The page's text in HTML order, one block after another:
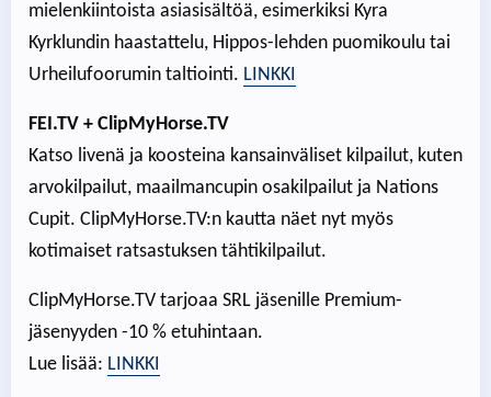
mielenkiintoista asiasisältöä, esimerkiksi Kyra
Kyrklundin haastattelu, Hippos-lehden puomikoulu tai
Urheilufoorumin taltiointi. LINKKI
FEI.TV + ClipMyHorse.TV
Katso livenä ja koosteina kansainväliset kilpailut, kuten
arvokilpailut, maailmancupin osakilpailut ja Nations
Cupit. ClipMyHorse.TV:n kautta näet nyt myös
kotimaiset ratsastuksen tähtikilpailut.
ClipMyHorse.TV tarjoaa SRL jäsenille Premium-
jäsenyyden -10 % etuhintaan.
Lue lisää: LINKKI